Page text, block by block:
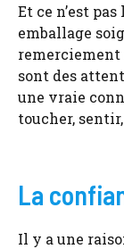
Et ce n’est
emballage
remerciement
sont des
une vraie
toucher,
La
Il y a une